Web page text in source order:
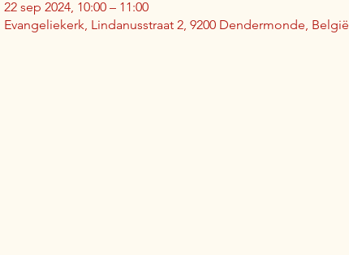
22 sep 2024, 10:00 – 11:00
Evangeliekerk, Lindanusstraat 2, 9200 Dendermonde, België